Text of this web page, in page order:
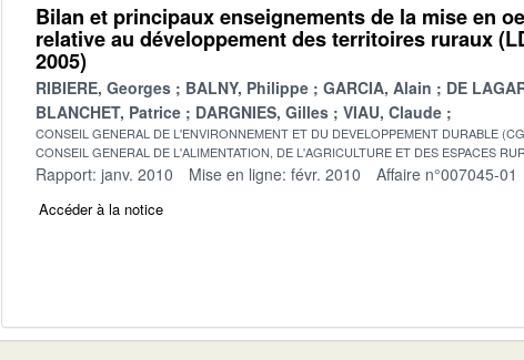
Bilan et principaux enseignements de la mise en
relative au développement des territoires ruraux
2005)
RIBIERE, Georges BALNY, Philippe GARCIA, Alain
DE
BLANCHET, Patrice
DARGNIES, Gilles VIAU, Claude
CONSEIL GENERAL DE L'ENVIRONNEMENT ET DU DEVELOPPEMENT DURABLE
CONSEIL GENERAL DE L'ALIMENTATION, DE L'AGRICULTURE ET DES ESPACES
Rapport: janv. 2010 Mise en ligne: févr. 2010 Affaire n°007045-01
Accéder à la notice